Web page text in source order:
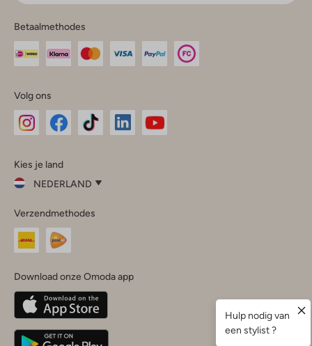
Betaalmethodes
Volg ons
InstagramFacebook
Kies je land
NEDERLAND
je
land
Nederland
Belgique(Français)
Deutschland
Verzendmethodes
Download onze Omoda app